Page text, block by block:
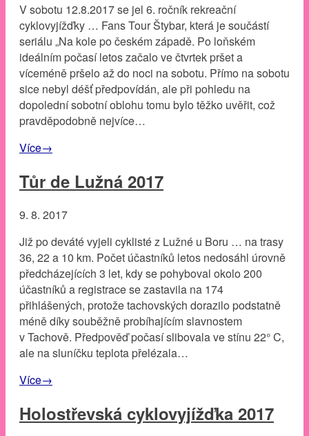
V sobotu 12.8.2017 se jel 6. ročník rekreační
cyklovyjížďky … Fans Tour Štybar, která je součástí
seriálu „Na kole po českém západě. Po loňském
ideálním počasí letos začalo ve čtvrtek pršet a
víceméně pršelo až do noci na sobotu. Přímo na sobotu
sice nebyl déšť předpovídán, ale při pohledu na
dopolední sobotní oblohu tomu bylo těžko uvěřit, což
pravděpodobně nejvíce…
Více→
Tůr de Lužná 2017
9. 8. 2017
Již po deváté vyjeli cyklisté z Lužné u Boru … na trasy
36, 22 a 10 km. Počet účastníků letos nedosáhl úrovně
předcházejících 3 let, kdy se pohyboval okolo 200
účastníků a registrace se zastavila na 174
přihlášených, protože tachovských dorazilo podstatně
méně díky souběžně probíhajícím slavnostem
v Tachově. Předpověď počasí slibovala ve stínu 22° C,
ale na sluníčku teplota přelézala…
Více→
Holostřevská cyklovyjížďka 2017